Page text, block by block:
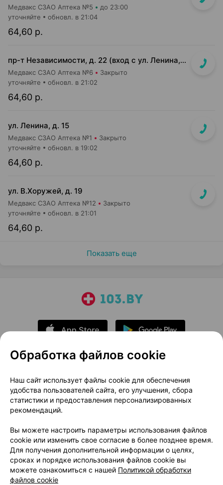
Медвакс СЗАО Аптека №5 до 23:00
64,60 р.
уточняйте обновл. в 21:04
пр-т Независимости, д. 22 (вход с ул. Ленина, д. 7)
Медвакс СЗАО Аптека №6 Закрыто
64,60 р.
уточняйте обновл. в 21:02
ул. Ленина, д. 15
Медвакс СЗАО Аптека №1 Закрыто
64,60 р.
уточняйте обновл. в 19:02
ул. В.Хоружей, д. 19
Медвакс СЗАО Аптека №12 Закрыто
64,60 р.
уточняйте обновл. в 21:01
Показать еще
О проекте
Новости проекта
Размещение рекламы
Медицинский маркетинг
Публичный договор
Доставка
Способы оплаты
Вакансии
Партнеры
Написать руководителю 103.by
Написать в поддержку
Персональные настройки Cookie
Обработка файлов cookie
Наш сайт использует файлы cookie для обеспечения
удобства пользователей сайта, его улучшения, сбора
статистики и предоставления персонализированных
рекомендаций.
Вы можете настроить параметры использования файлов
cookie или изменить свое согласие в более позднее время.
Для получения дополнительной информации о целях,
сроках и порядке использования файлов cookie вы
можете ознакомиться с нашей Политикой обработки
файлов cookie